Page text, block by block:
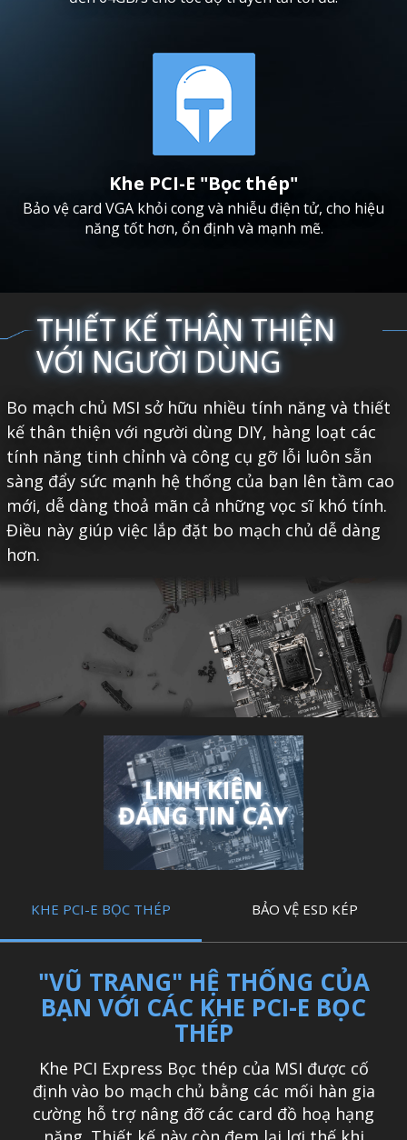
Khe PCI-E "Bọc thép"
Bảo vệ card VGA khỏi cong và nhiễu điện tử, cho hiệu
năng tốt hơn, ổn định và mạnh mẽ.
THIẾT KẾ THÂN THIỆN
VỚI NGƯỜI DÙNG
Bo mạch chủ MSI sở hữu nhiều tính năng và thiết
kế thân thiện với người dùng DIY, hàng loạt các
tính năng tinh chỉnh và công cụ gỡ lỗi luôn sẵn
sàng đẩy sức mạnh hệ thống của bạn lên tầm cao
mới, dễ dàng thoả mãn cả những vọc sĩ khó tính.
Điều này giúp việc lắp đặt bo mạch chủ dễ dàng
hơn.
LINH KIỆN
ĐÁNG TIN CẬY
KHE PCI-E BỌC THÉP BẢO VỆ ESD KÉP
"VŨ TRANG" HỆ THỐNG CỦA
BẠN VỚI CÁC KHE PCI-E BỌC
THÉP
Khe PCI Express Bọc thép của MSI được cố
định vào bo mạch chủ bằng các mối hàn gia
cường hỗ trợ nâng đỡ các card đồ hoạ hạng